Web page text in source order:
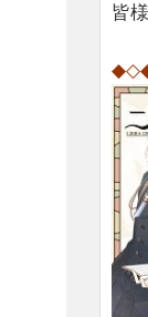
皆